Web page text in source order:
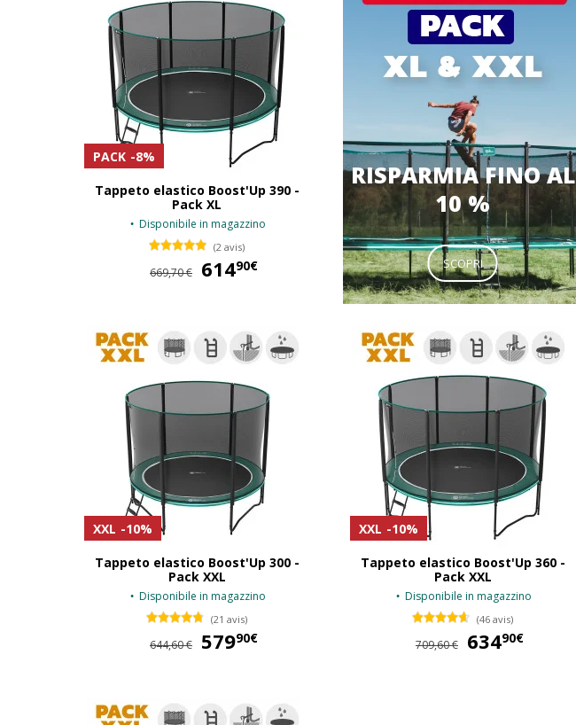
PACK -8%
Tappeto elastico Boost'Up 390 -
Pack XL
Disponibile in magazzino
(2 avis)
669,70 € 61490€ 614,90 €
RISPARMIA FINO AL
10 %
SCOPRI
XXL -10%
Tappeto elastico Boost'Up 300 -
Pack XXL
Disponibile in magazzino
(21 avis)
644,60 € 57990€
XXL -10%
Tappeto elastico Boost'Up 360 -
Pack XXL
Disponibile in magazzino
(46 avis)
709,60 € 63490€